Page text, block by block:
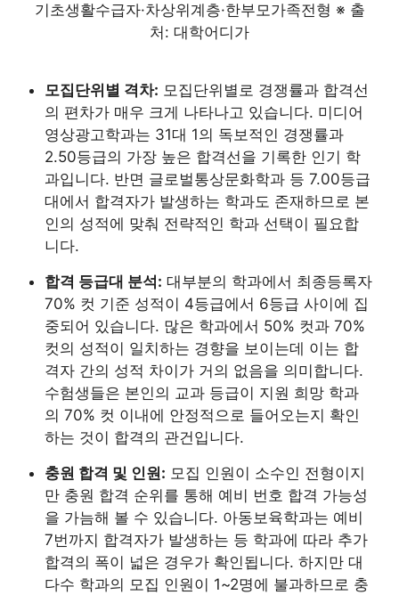
기초생활수급자·차상위계층·한부모가족전형 ※ 출
처: 대학어디가
모집단위별 격차: 모집단위별로 경쟁률과 합격선
의 편차가 매우 크게 나타나고 있습니다. 미디어
영상광고학과는 31대 1의 독보적인 경쟁률과
2.50등급의 가장 높은 합격선을 기록한 인기 학
과입니다. 반면 글로벌통상문화학과 등 7.00등급
대에서 합격자가 발생하는 학과도 존재하므로 본
인의 성적에 맞춰 전략적인 학과 선택이 필요합
니다.
합격 등급대 분석: 대부분의 학과에서 최종등록자
70% 컷 기준 성적이 4등급에서 6등급 사이에 집
중되어 있습니다. 많은 학과에서 50% 컷과 70%
컷의 성적이 일치하는 경향을 보이는데 이는 합
격자 간의 성적 차이가 거의 없음을 의미합니다.
수험생들은 본인의 교과 등급이 지원 희망 학과
의 70% 컷 이내에 안정적으로 들어오는지 확인
하는 것이 합격의 관건입니다.
충원 합격 및 인원: 모집 인원이 소수인 전형이지
만 충원 합격 순위를 통해 예비 번호 합격 가능성
을 가늠해 볼 수 있습니다. 아동보육학과는 예비
7번까지 합격자가 발생하는 등 학과에 따라 추가
합격의 폭이 넓은 경우가 확인됩니다. 하지만 대
다수 학과의 모집 인원이 1~2명에 불과하므로 충